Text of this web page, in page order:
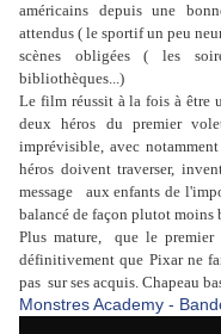
américains depuis une
attendus ( le sportif un peu
scènes obligées ( les
bibliothèques...)
Le film réussit à la fois à être
deux héros du premier
imprévisible, avec
héros doivent traverser,
message aux enfants de
balancé de façon plutot moins
Plus mature, que le
définitivement que Pixar ne
pas sur ses acquis. Chapeau
Monstres Academy -